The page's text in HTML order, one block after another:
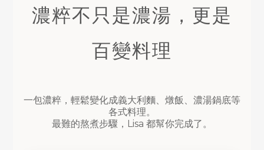
濃粹不只是濃湯，更是
百變料理
一包濃粹，輕鬆變化成義大利麵、燉飯、濃湯鍋底等
各式料理。
最難的熬煮步驟，Lisa 都幫你完成了。